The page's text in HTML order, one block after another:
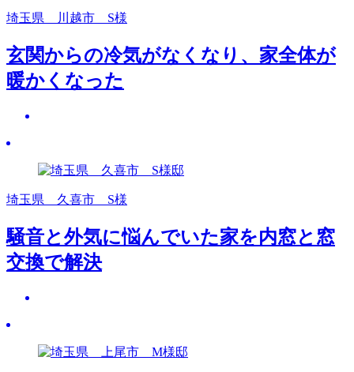
埼玉県 川越市 S様
玄関からの冷気がなくなり、家全体が
暖かくなった
埼玉県 久喜市 S様
騒音と外気に悩んでいた家を内窓と窓
交換で解決